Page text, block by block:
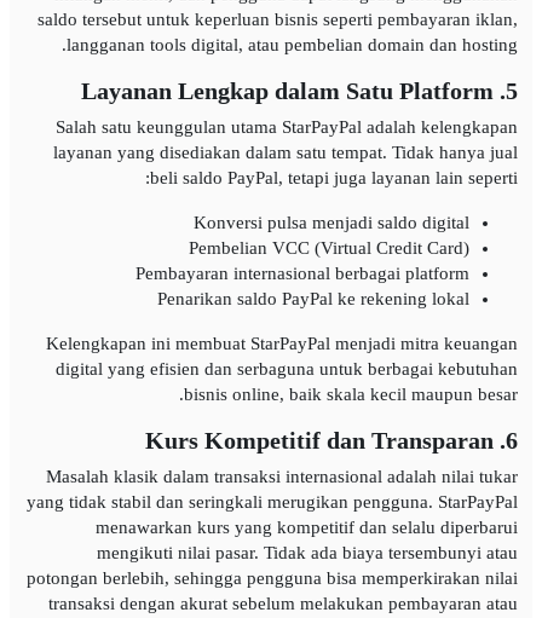
saldo tersebut untuk keperluan bisnis seperti pembayaran iklan,
langganan tools digital, atau pembelian domain dan hosting.
5. Layanan Lengkap dalam Satu Platform
Salah satu keunggulan utama StarPayPal adalah kelengkapan
layanan yang disediakan dalam satu tempat. Tidak hanya jual
beli saldo PayPal, tetapi juga layanan lain seperti:
Konversi pulsa menjadi saldo digital
Pembelian VCC (Virtual Credit Card)
Pembayaran internasional berbagai platform
Penarikan saldo PayPal ke rekening lokal
Kelengkapan ini membuat StarPayPal menjadi mitra keuangan
digital yang efisien dan serbaguna untuk berbagai kebutuhan
bisnis online, baik skala kecil maupun besar.
6. Kurs Kompetitif dan Transparan
Masalah klasik dalam transaksi internasional adalah nilai tukar
yang tidak stabil dan seringkali merugikan pengguna. StarPayPal
menawarkan kurs yang kompetitif dan selalu diperbarui
mengikuti nilai pasar. Tidak ada biaya tersembunyi atau
potongan berlebih, sehingga pengguna bisa memperkirakan nilai
transaksi dengan akurat sebelum melakukan pembayaran atau